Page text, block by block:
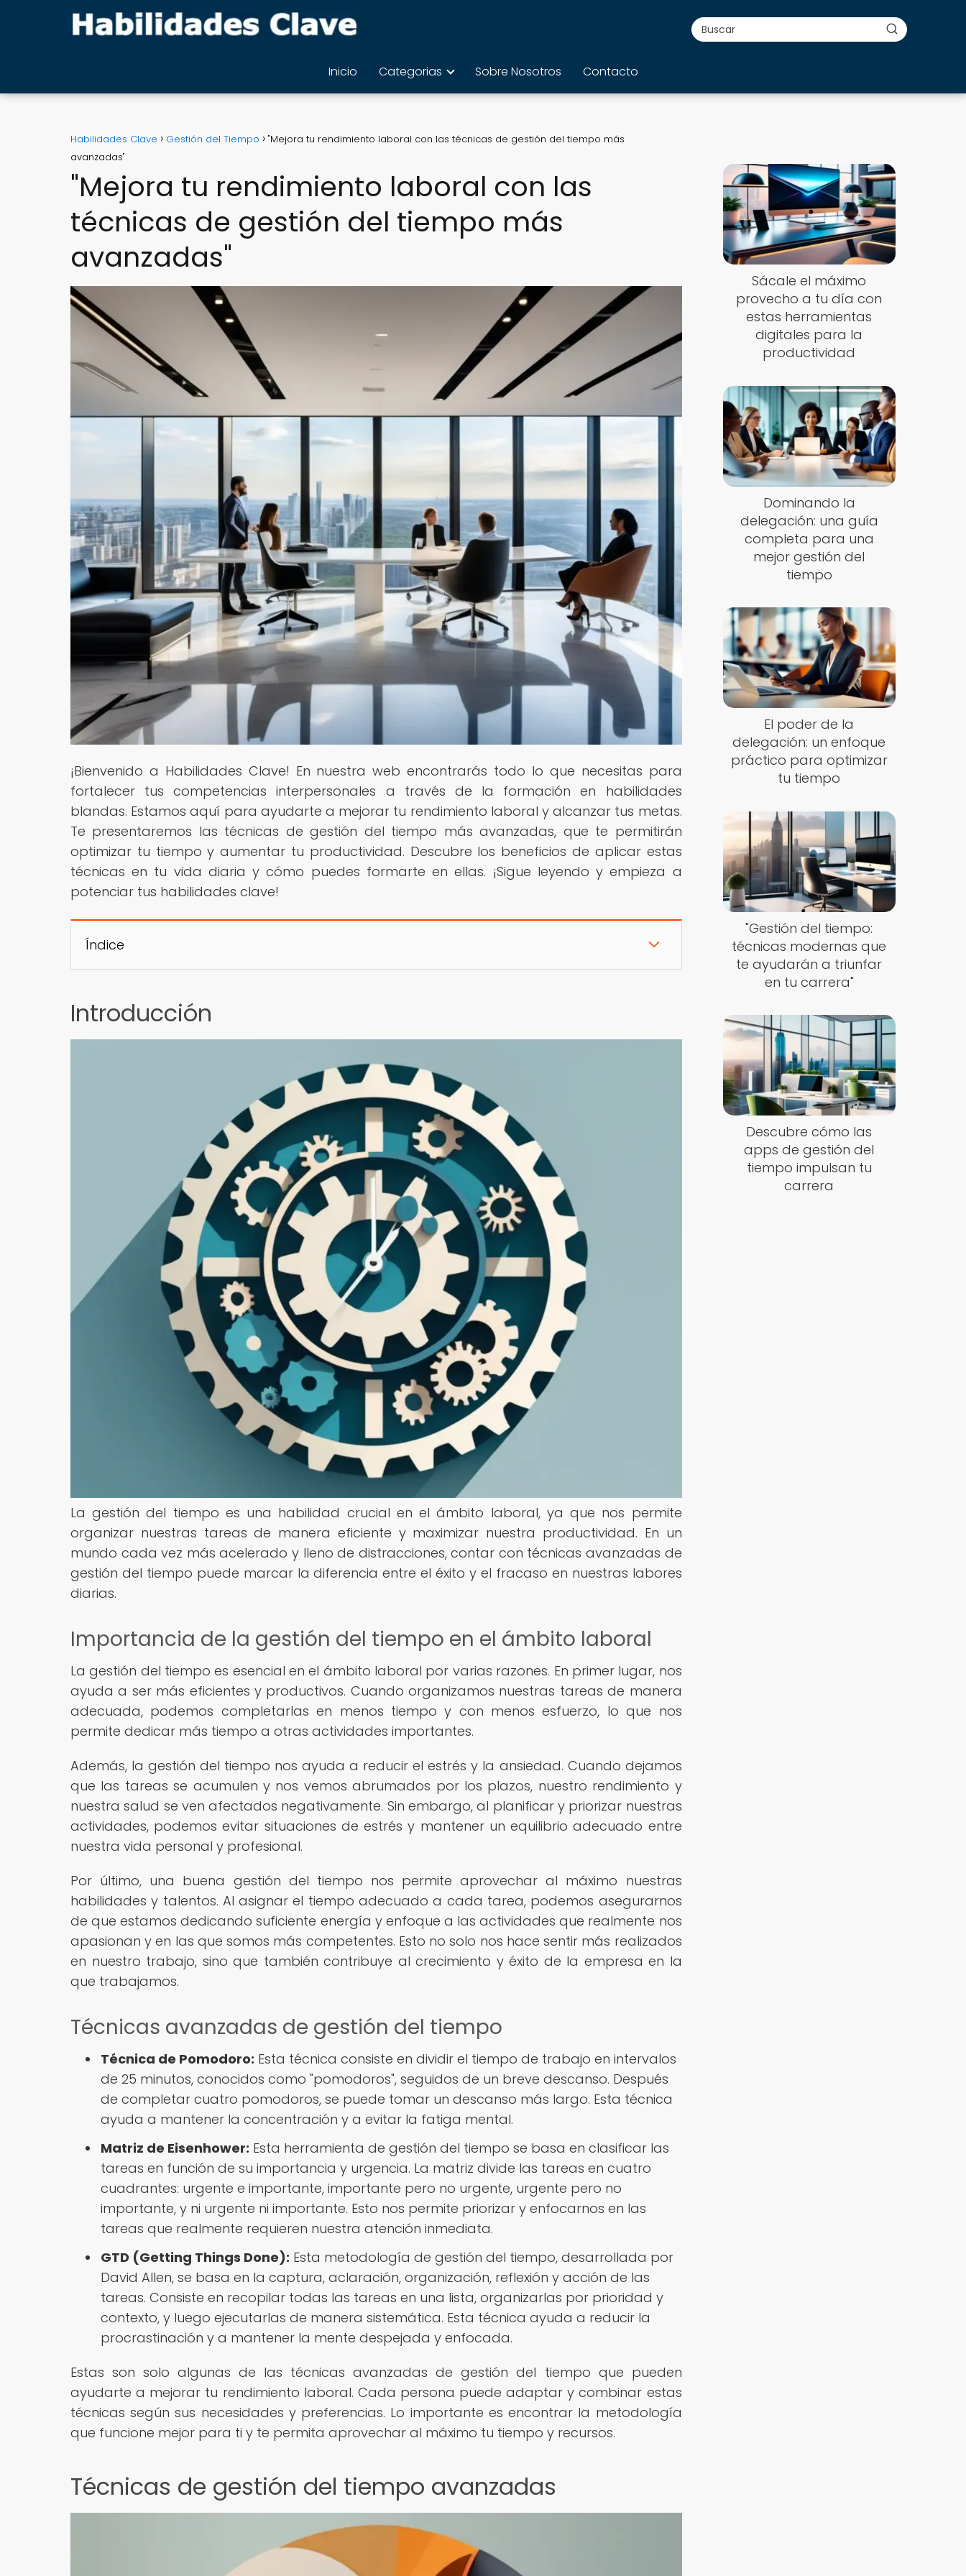
Inicio Categorias Sobre Nosotros Contacto
Habilidades Clave Gestión del Tiempo
"Mejora tu rendimiento laboral con las técnicas de gestión del tiempo más
avanzadas"
"Mejora tu rendimiento laboral con las
técnicas de gestión del tiempo más
avanzadas"
¡Bienvenido a Habilidades Clave! En nuestra web encontrarás todo lo que necesitas para
fortalecer tus competencias interpersonales a través de la formación en habilidades
blandas. Estamos aquí para ayudarte a mejorar tu rendimiento laboral y alcanzar tus metas.
Te presentaremos las técnicas de gestión del tiempo más avanzadas, que te permitirán
optimizar tu tiempo y aumentar tu productividad. Descubre los beneficios de aplicar estas
técnicas en tu vida diaria y cómo puedes formarte en ellas. ¡Sigue leyendo y empieza a
potenciar tus habilidades clave!
Índice
Introducción
La gestión del tiempo es una habilidad crucial en el ámbito laboral, ya que nos permite
organizar nuestras tareas de manera eficiente y maximizar nuestra productividad. En un
mundo cada vez más acelerado y lleno de distracciones, contar con técnicas avanzadas de
gestión del tiempo puede marcar la diferencia entre el éxito y el fracaso en nuestras labores
diarias.
Importancia de la gestión del tiempo en el ámbito laboral
La gestión del tiempo es esencial en el ámbito laboral por varias razones. En primer lugar, nos
ayuda a ser más eficientes y productivos. Cuando organizamos nuestras tareas de manera
adecuada, podemos completarlas en menos tiempo y con menos esfuerzo, lo que nos
permite dedicar más tiempo a otras actividades importantes.
Además, la gestión del tiempo nos ayuda a reducir el estrés y la ansiedad. Cuando dejamos
que las tareas se acumulen y nos vemos abrumados por los plazos, nuestro rendimiento y
nuestra salud se ven afectados negativamente. Sin embargo, al planificar y priorizar nuestras
actividades, podemos evitar situaciones de estrés y mantener un equilibrio adecuado entre
nuestra vida personal y profesional.
Por último, una buena gestión del tiempo nos permite aprovechar al máximo nuestras
habilidades y talentos. Al asignar el tiempo adecuado a cada tarea, podemos asegurarnos
de que estamos dedicando suficiente energía y enfoque a las actividades que realmente nos
apasionan y en las que somos más competentes. Esto no solo nos hace sentir más realizados
en nuestro trabajo, sino que también contribuye al crecimiento y éxito de la empresa en la
que trabajamos.
Técnicas avanzadas de gestión del tiempo
Técnica de Pomodoro: Esta técnica consiste en dividir el tiempo de trabajo en intervalos
de 25 minutos, conocidos como "pomodoros", seguidos de un breve descanso. Después
de completar cuatro pomodoros, se puede tomar un descanso más largo. Esta técnica
ayuda a mantener la concentración y a evitar la fatiga mental.
Matriz de Eisenhower: Esta herramienta de gestión del tiempo se basa en clasificar las
tareas en función de su importancia y urgencia. La matriz divide las tareas en cuatro
cuadrantes: urgente e importante, importante pero no urgente, urgente pero no
importante, y ni urgente ni importante. Esto nos permite priorizar y enfocarnos en las
tareas que realmente requieren nuestra atención inmediata.
GTD (Getting Things Done): Esta metodología de gestión del tiempo, desarrollada por
David Allen, se basa en la captura, aclaración, organización, reflexión y acción de las
tareas. Consiste en recopilar todas las tareas en una lista, organizarlas por prioridad y
contexto, y luego ejecutarlas de manera sistemática. Esta técnica ayuda a reducir la
procrastinación y a mantener la mente despejada y enfocada.
Estas son solo algunas de las técnicas avanzadas de gestión del tiempo que pueden
ayudarte a mejorar tu rendimiento laboral. Cada persona puede adaptar y combinar estas
técnicas según sus necesidades y preferencias. Lo importante es encontrar la metodología
que funcione mejor para ti y te permita aprovechar al máximo tu tiempo y recursos.
Técnicas de gestión del tiempo avanzadas
Sácale el máximo
provecho a tu día con
estas herramientas
digitales para la
productividad
Dominando la
delegación: una guía
completa para una
mejor gestión del
tiempo
El poder de la
delegación: un enfoque
práctico para optimizar
tu tiempo
"Gestión del tiempo:
técnicas modernas que
te ayudarán a triunfar
en tu carrera"
Descubre cómo las
apps de gestión del
tiempo impulsan tu
carrera